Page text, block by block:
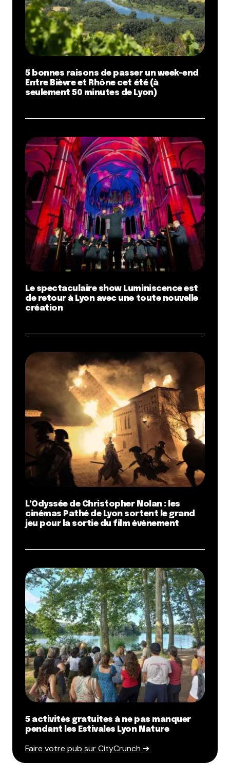
5 bonnes raisons de passer un week-end
Entre Bièvre et Rhône cet été (à
seulement 50 minutes de Lyon)
Le spectaculaire show Luminiscence est
de retour à Lyon avec une toute nouvelle
création
L’Odyssée de Christopher Nolan : les
cinémas Pathé de Lyon sortent le grand
jeu pour la sortie du film événement
5 activités gratuites à ne pas manquer
pendant les Estivales Lyon Nature
Faire votre pub sur CityCrunch ➔